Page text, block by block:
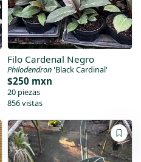
Filo Cardenal Negro
Philodendron'Black Cardinal'
$250 mxn
20 piezas
856 vistas